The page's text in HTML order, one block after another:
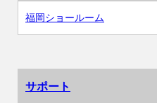
福岡ショールーム
サポート